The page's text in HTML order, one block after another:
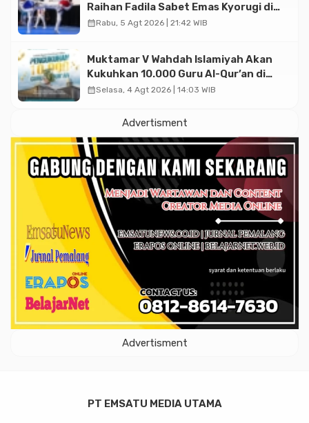
Raihan Fadila Sabet Emas Kyorugi di
Asian Taekwondo Indonesia Open
calendar_monthRabu, 5 Agt 2026 | 21:42 WIB
Muktamar V Wahdah Islamiyah Akan
Kukuhkan 10.000 Guru Al-Qur’an di
Masjid Istiqlal
calendar_monthSelasa, 4 Agt 2026 | 14:03 WIB
Advertisment
Advertisment
PT EMSATU MEDIA UTAMA